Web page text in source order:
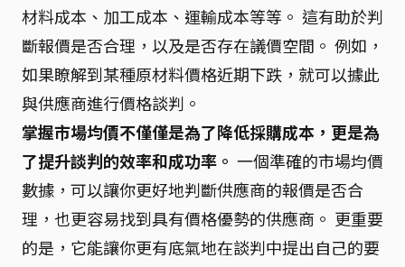
材料成本、加工成本、運輸成本等等。 這有助於判
斷報價是否合理，以及是否存在議價空間。 例如，
如果瞭解到某種原材料價格近期下跌，就可以據此
與供應商進行價格談判。
掌握市場均價不僅僅是為了降低採購成本，更是為
了提升談判的效率和成功率。 一個準確的市場均價
數據，可以讓你更好地判斷供應商的報價是否合
理，也更容易找到具有價格優勢的供應商。 更重要
的是，它能讓你更有底氣地在談判中提出自己的要